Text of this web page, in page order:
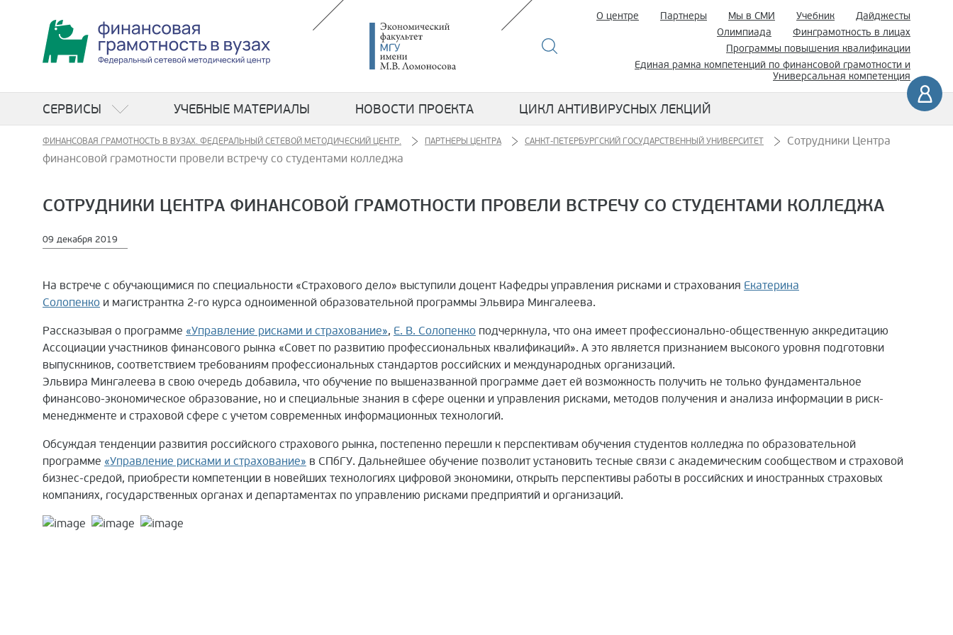
О центре Партнеры Мы в СМИ Учебник
Дайджесты
Олимпиада
Финграмотность в лицах
Программы повышения квалификации
Единая рамка компетенций по финансовой грамотности и
Универсальная компетенция
СЕРВИСЫ УЧЕБНЫЕ МАТЕРИАЛЫ НОВОСТИ ПРОЕКТА ЦИКЛ АНТИВИРУСНЫХ ЛЕКЦИЙ
ФИНАНСОВАЯ ГРАМОТНОСТЬ В ВУЗАХ. ФЕДЕРАЛЬНЫЙ СЕТЕВОЙ МЕТОДИЧЕСКИЙ ЦЕНТР. ПАРТНЕРЫ ЦЕНТРА САНКТ-ПЕТЕРБУРГСКИЙ ГОСУДАРСТВЕННЫЙ УНИВЕРСИТЕТ
Сотрудники Центра
финансовой грамотности провели встречу со студентами колледжа
СОТРУДНИКИ ЦЕНТРА ФИНАНСОВОЙ ГРАМОТНОСТИ ПРОВЕЛИ ВСТРЕЧУ СО СТУДЕНТАМИ КОЛЛЕДЖА
09 декабря 2019
На встрече с обучающимися по специальности «Страхового дело» выступили доцент Кафедры управления рисками и страхования Екатерина
Солопенко и магистрантка 2-го курса одноименной образовательной программы Эльвира Мингалеева.
Рассказывая о программе «Управление рисками и страхование», Е. В. Солопенко подчеркнула, что она имеет профессионально-общественную аккредитацию
Ассоциации участников финансового рынка «Совет по развитию профессиональных квалификаций». А это является признанием высокого уровня подготовки
выпускников, соответствием требованиям профессиональных стандартов российских и международных организаций.
Эльвира Мингалеева в свою очередь добавила, что обучение по вышеназванной программе дает ей возможность получить не только фундаментальное
финансово-экономическое образование, но и специальные знания в сфере оценки и управления рисками, методов получения и анализа информации в риск-
менеджменте и страховой сфере с учетом современных информационных технологий.
Обсуждая тенденции развития российского страхового рынка, постепенно перешли к перспективам обучения студентов колледжа по образовательной
программе «Управление рисками и страхование» в СПбГУ. Дальнейшее обучение позволит установить тесные связи с академическим сообществом и страховой
бизнес-средой, приобрести компетенции в новейших технологиях цифровой экономики, открыть перспективы работы в российских и иностранных страховых
компаниях, государственных органах и департаментах по управлению рисками предприятий и организаций.